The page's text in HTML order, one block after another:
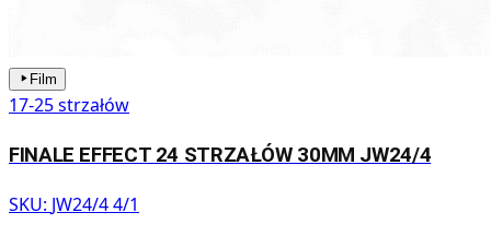
Film
17-25 strzałów
FINALE EFFECT 24 STRZAŁÓW 30MM JW24/4
SKU: JW24/4 4/1